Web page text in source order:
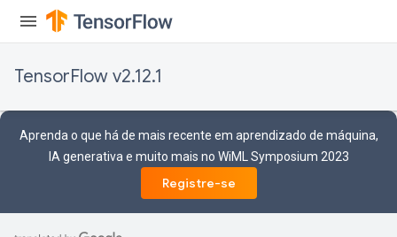
TensorFlow v2.12.1
Aprenda o que há de mais recente em aprendizado de máquina,
IA generativa e muito mais no WiML Symposium 2023
Registre-se